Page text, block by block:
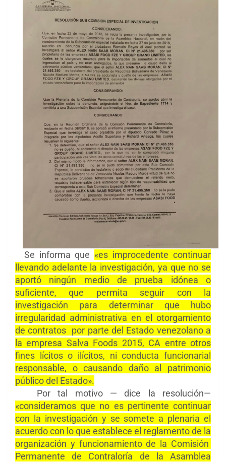
Se informa que «es improcedente continuar
llevando adelante la investigación, ya que no se
aportó ningún medio de prueba idónea o
suficiente, que permita seguir con la
investigación para determinar que hubo
irregularidad administrativa en el otorgamiento
de contratos por parte del Estado venezolano a
la empresa Salva Foods 2015, CA entre otros
fines lícitos o ilícitos, ni conducta funcionarial
responsable, o causando daño al patrimonio
público del Estado».
Por tal motivo — dice la resolución—
«consideramos que no es pertinente continuar
con la investigación y se somete a plenaria el
acuerdo con lo que establece el reglamento de la
organización y funcionamiento de la Comisión
Permanente de Contraloría de la Asamblea